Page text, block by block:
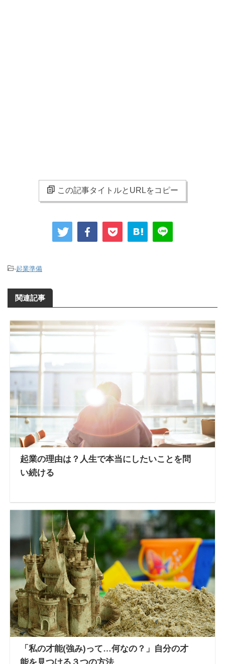
この記事タイトルとURLをコピー
-起業準備
関連記事
起業の理由は？人生で本当にしたいことを問
い続ける
「私の才能(強み)って…何なの？」自分の才